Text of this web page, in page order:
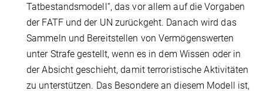
Tatbestandsmodell“, das vor allem auf die Vorgaben
der FATF und der UN zurückgeht. Danach wird das
Sammeln und Bereitstellen von Vermögenswerten
unter Strafe gestellt, wenn es in dem Wissen oder in
der Absicht geschieht, damit terroristische Aktivitäten
zu unterstützen. Das Besondere an diesem Modell ist,